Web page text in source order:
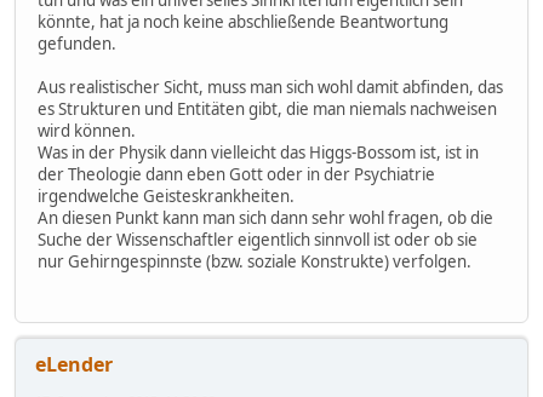
könnte, hat ja noch keine abschließende Beantwortung
gefunden.
Aus realistischer Sicht, muss man sich wohl damit abfinden, das
es Strukturen und Entitäten gibt, die man niemals nachweisen
wird können.
Was in der Physik dann vielleicht das Higgs-Bossom ist, ist in
der Theologie dann eben Gott oder in der Psychiatrie
irgendwelche Geisteskrankheiten.
An diesen Punkt kann man sich dann sehr wohl fragen, ob die
Suche der Wissenschaftler eigentlich sinnvoll ist oder ob sie
nur Gehirngespinnste (bzw. soziale Konstrukte) verfolgen.
eLender